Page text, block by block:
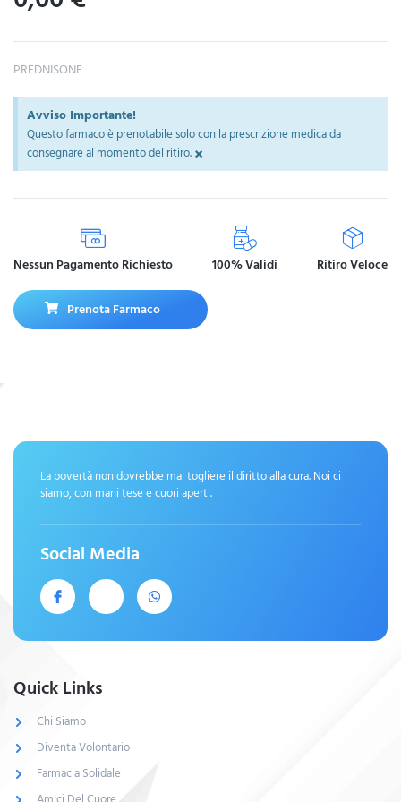
PREDNISONE
Avviso Importante!
Questo farmaco è prenotabile solo con la prescrizione medica da
consegnare al momento del ritiro.×
Nessun Pagamento Richiesto 100% Validi Ritiro Veloce
Prenota Farmaco
La povertà non dovrebbe mai togliere il diritto alla cura. Noi ci
siamo, con mani tese e cuori aperti.
Social Media
Quick Links
Chi Siamo
Diventa Volontario
Farmacia Solidale